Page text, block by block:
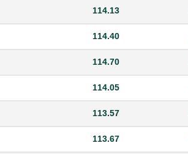
114.13
114.40
114.70
114.05
113.57
113.67